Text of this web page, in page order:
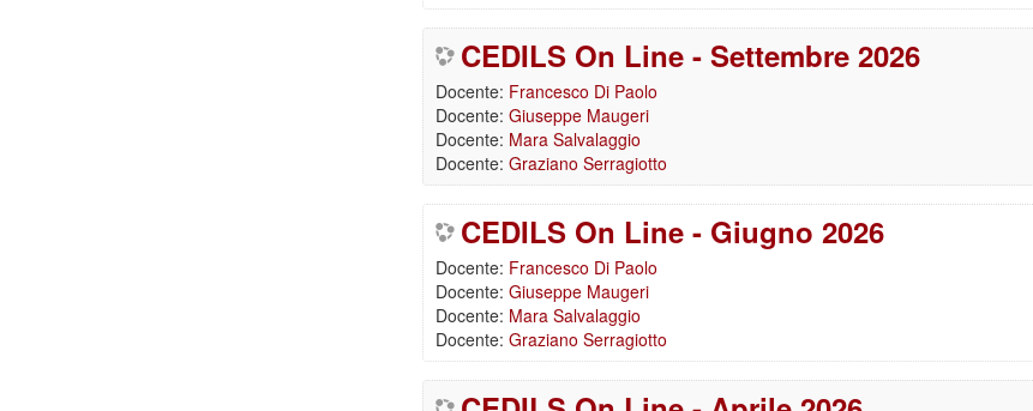
CEDILS On Line - Settembre 2026
Docente: Francesco Di Paolo
Docente: Giuseppe Maugeri
Docente: Mara Salvalaggio
Docente: Graziano Serragiotto
CEDILS On Line - Giugno 2026
Docente: Francesco Di Paolo
Docente: Giuseppe Maugeri
Docente: Mara Salvalaggio
Docente: Graziano Serragiotto